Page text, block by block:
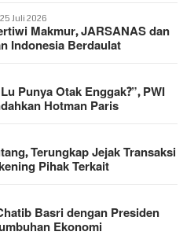
25 Juli 2026
Makmur, JARSANAS dan
Indonesia Berdaulat
Punya Otak Enggak?”, PWI
Hotman Paris
Terungkap Jejak Transaksi
Pihak Terkait
Basri dengan Presiden
Ekonomi